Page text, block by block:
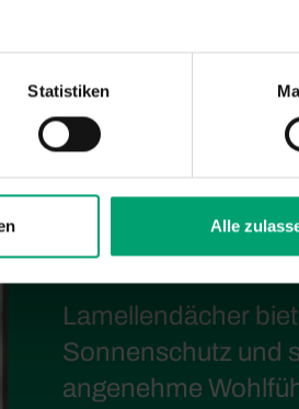
Statistiken
Alle
Lamellendächer
Sonnenschutz und
angenehme